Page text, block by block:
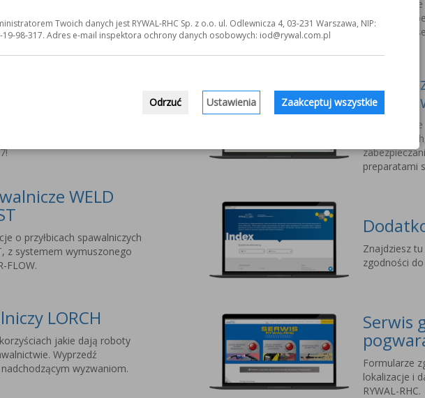
o najnowszej serii przyłbic
PYXAR MOST.
dla Twojej
Systemów
do narzędzi i środków
WELD
o przyłbicach spawalniczych
z systemem wymuszonego
FLOW.
LORCH
jakie dają roboty
Wyprzedź
wyzwaniom.
wymogach
spawania
preparatami
Znajdziesz
zgodności
Serwis
Formularze
lokalizacje i
RYWAL-RHC.
Twoich danych jest RYWAL-RHC Sp. z o.o. ul. Odlewnicza 4, 03-231 Warszawa, NIP:
19-98-317. Adres e-mail inspektora ochrony danych osobowych: iod@rywal.com.pl
Odrzuć Ustawienia Zaakceptuj wszystkie